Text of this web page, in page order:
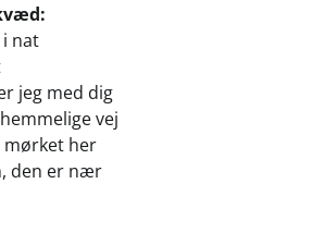
i nat
jeg med dig
vej
mørket her
den er nær